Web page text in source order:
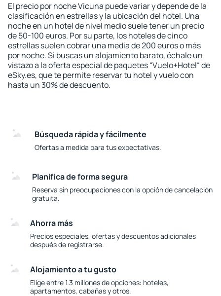
El precio por noche Vicuna puede variar y depende de la
clasificación en estrellas y la ubicación del hotel. Una
noche en un hotel de nivel medio suele tener un precio
de 50-100 euros. Por su parte, los hoteles de cinco
estrellas suelen cobrar una media de 200 euros o más
por noche. Si buscas un alojamiento barato, échale un
vistazo a la oferta especial de paquetes “Vuelo+Hotel“ de
eSky.es, que te permite reservar tu hotel y vuelo con
hasta un 30% de descuento.
Búsqueda rápida y fácilmente
Ofertas a medida para tus expectativas.
Planifica de forma segura
Reserva sin preocupaciones con la opción de cancelación
gratuita.
Ahorra más
Precios especiales, ofertas y descuentos adicionales
después de registrarse.
Alojamiento a tu gusto
Elige entre 1.3 millones de opciones: hoteles,
apartamentos, cabañas y otros.